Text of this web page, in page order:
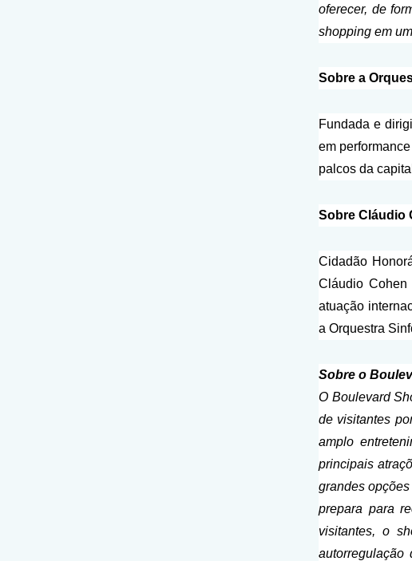
oferecer, de
shopping em
Sobre a
Fundada e
em
palcos da
Sobre Cláudio
Cidadão
Cláudio
atuação
a Orquestra
Sobre o
O Boulevard
de visitantes
amplo
principais
grandes
prepara para
visitantes, o